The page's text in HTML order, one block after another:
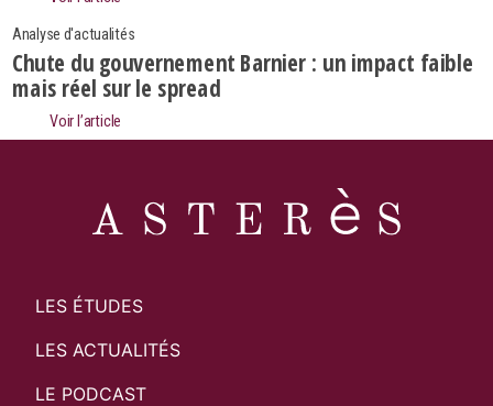
Analyse d'actualités
Chute du gouvernement Barnier : un impact faible
mais réel sur le spread
Voir l’article
LES ÉTUDES
LES ACTUALITÉS
LE PODCAST
Search